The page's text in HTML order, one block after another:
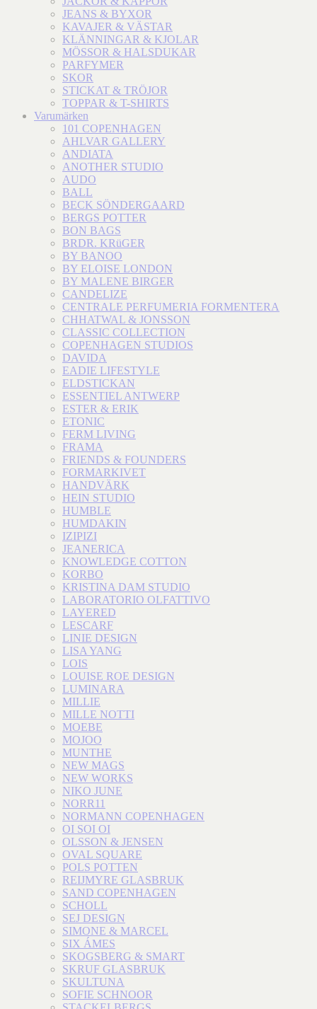
JEANS & BYXOR
KAVAJER & VÄSTAR
KLÄNNINGAR & KJOLAR
MÖSSOR & HALSDUKAR
PARFYMER
SKOR
STICKAT & TRÖJOR
TOPPAR & T-SHIRTS
Varumärken
101 COPENHAGEN
AHLVAR GALLERY
ANDIATA
ANOTHER STUDIO
AUDO
BALL
BECK SÖNDERGAARD
BERGS POTTER
BON BAGS
BRDR. KRüGER
BY BANOO
BY ELOISE LONDON
BY MALENE BIRGER
CANDELIZE
CENTRALE PERFUMERIA FORMENTERA
CHHATWAL & JONSSON
CLASSIC COLLECTION
COPENHAGEN STUDIOS
DAVIDA
EADIE LIFESTYLE
ELDSTICKAN
ESSENTIEL ANTWERP
ESTER & ERIK
ETONIC
FERM LIVING
FRAMA
FRIENDS & FOUNDERS
FORMARKIVET
HANDVÄRK
HEIN STUDIO
HUMBLE
HUMDAKIN
IZIPIZI
JEANERICA
KNOWLEDGE COTTON
KORBO
KRISTINA DAM STUDIO
LABORATORIO OLFATTIVO
LAYERED
LESCARF
LINIE DESIGN
LISA YANG
LOIS
LOUISE ROE DESIGN
LUMINARA
MILLIE
MILLE NOTTI
MOEBE
MOJOO
MUNTHE
NEW MAGS
NEW WORKS
NIKO JUNE
NORR11
NORMANN COPENHAGEN
OI SOI OI
OLSSON & JENSEN
OVAL SQUARE
POLS POTTEN
REIJMYRE GLASBRUK
SAND COPENHAGEN
SCHOLL
SEJ DESIGN
SIMONE & MARCEL
SIX ÁMES
SKOGSBERG & SMART
SKRUF GLASBRUK
SKULTUNA
SOFIE SCHNOOR